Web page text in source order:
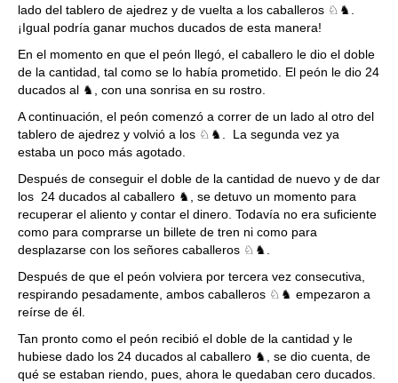
lado del tablero de ajedrez y de vuelta a los caballeros ♘♞.
¡Igual podría ganar muchos ducados de esta manera!
En el momento en que el peón llegó, el caballero le dio el doble
de la cantidad, tal como se lo había prometido. El peón le dio 24
ducados al ♞, con una sonrisa en su rostro.
A continuación, el peón comenzó a correr de un lado al otro del
tablero de ajedrez y volvió a los ♘♞. La segunda vez ya
estaba un poco más agotado.
Después de conseguir el doble de la cantidad de nuevo y de dar
los 24 ducados al caballero ♞, se detuvo un momento para
recuperar el aliento y contar el dinero. Todavía no era suficiente
como para comprarse un billete de tren ni como para
desplazarse con los señores caballeros ♘♞.
Después de que el peón volviera por tercera vez consecutiva,
respirando pesadamente, ambos caballeros ♘♞ empezaron a
reírse de él.
Tan pronto como el peón recibió el doble de la cantidad y le
hubiese dado los 24 ducados al caballero ♞, se dio cuenta, de
qué se estaban riendo, pues, ahora le quedaban cero ducados.